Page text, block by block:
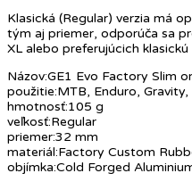
Klasická (Regular) verzia má
tým aj priemer, odporúča sa
XL alebo preferujúcich klasickú
Názov:GE1 Evo Factory Slim
použitie:MTB, Enduro,
hmotnosť:105 g
veľkosť:Regular
priemer:32 mm
materiál:Factory Custom
objímka:Cold Forged